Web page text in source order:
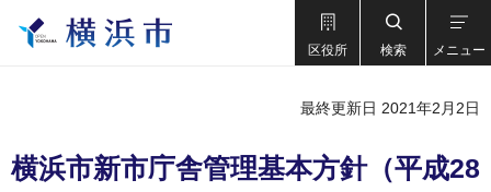
区役所 検索 メニュー
最終更新日 2021年2月2日
横浜市新市庁舎管理基本方針（平成28